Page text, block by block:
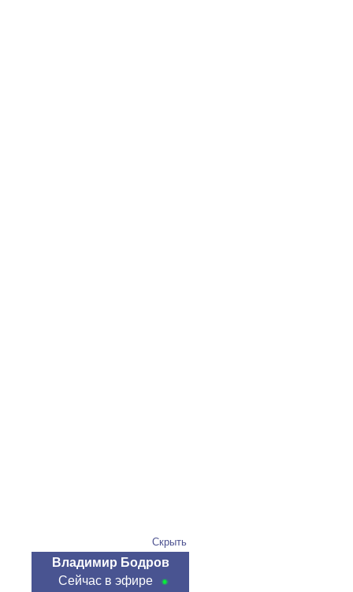
Скрыть
Владимир Бодров
Сейчас в эфире